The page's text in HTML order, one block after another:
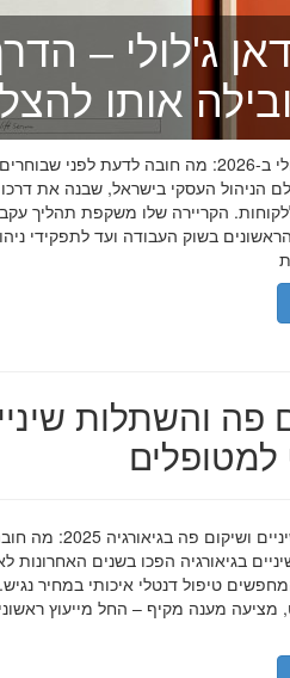
ג'לולי –
אותו
חמדאן ג'לולי ב-2026: מה חובה לדעת
הניהול העסקי בישראל, שבנה את
הקריירה שלו משקפת תהליך
בשוק העבודה ועד לתפקידי
פה והשתלות
השתלות
בגיאורגיה הפכו בשנים
טיפול דנטלי איכותי במחיר
מציעה מענה מקיף – החל מייעוץ